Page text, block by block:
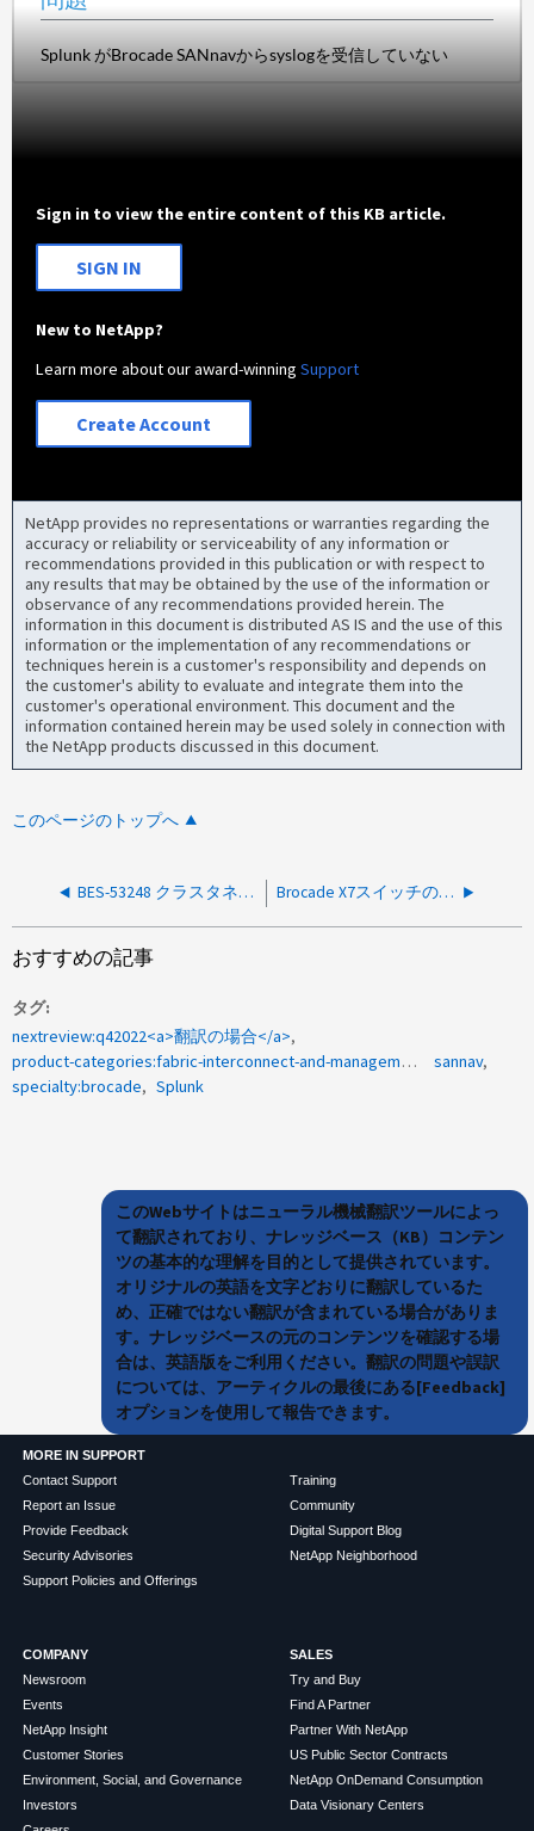
Splunk がBrocade SANnavからsyslogを受信していない
Sign in to view the entire content of this KB article.
SIGN IN
New to NetApp?
Learn more about our award-winningSupport
Create Account
NetApp provides no representations or warranties regarding the
accuracy or reliability or serviceability of any information or
recommendations provided in this publication or with respect to
any results that may be obtained by the use of the information or
observance of any recommendations provided herein. The
information in this document is distributed AS IS and the use of this
information or the implementation of any recommendations or
techniques herein is a customer's responsibility and depends on
the customer's ability to evaluate and integrate them into the
customer's operational environment. This document and the
information contained herein may be used solely in connection with
the NetApp products discussed in this document.
このページのトップへ
BES-53248 クラスタネットワークスイッチをアップグレードするときに、一方のノードの一部の RDB がオフラインになります Brocade X7スイッチのスタンバイCPが障害状態になりました
おすすめの記事
タグ
nextreview:q42022<a>翻訳の場合</a>
product-categories:fabric-interconnect-and-management-switches
sannav
specialty:brocade
Splunk
このWebサイトはニューラル機械翻訳ツールによっ
て翻訳されており、ナレッジベース（KB）コンテン
ツの基本的な理解を目的として提供されています。
オリジナルの英語を文字どおりに翻訳しているた
め、正確ではない翻訳が含まれている場合がありま
す。ナレッジベースの元のコンテンツを確認する場
合は、英語版をご利用ください。翻訳の問題や誤訳
については、アーティクルの最後にある[Feedback]
オプションを使用して報告できます。
MORE IN SUPPORT
Contact Support
Report an Issue
Provide Feedback
Security Advisories
Support Policies and Offerings
Training
Community
Digital Support Blog
NetApp Neighborhood
COMPANY
Newsroom
Events
NetApp Insight
Customer Stories
Environment, Social, and Governance
Investors
SALES
Try and Buy
Find A Partner
Partner With NetApp
US Public Sector Contracts
NetApp OnDemand Consumption
Data Visionary Centers